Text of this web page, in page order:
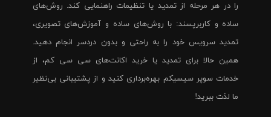
را در هر مرحله از تمدید یا تنظیمات راهنمایی کند. روش‌های
ساده و کاربرپسند: با روش‌های ساده و آموزش‌های تصویری،
تمدید سرویس خود را به راحتی و بدون دردسر انجام دهید.
همین حالا برای تمدید یا خرید اکانت‌های سی سی کم، از
خدمات سوپر سیسیکم بهره‌برداری کنید و از پشتیبانی بی‌نظیر
ما لذت ببرید!